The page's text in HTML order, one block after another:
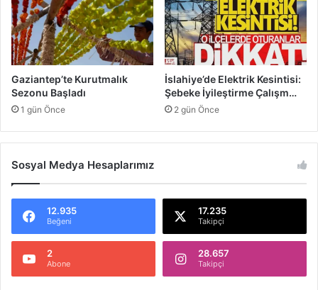
s
o
l
o
s
l
u
Y
e
n
A
Gaziantep’te Kurutmalık
Sezonu Başladı
1 gün Önce
İslahiye’de Elektrik Kesintisi:
Şebeke İyileştirme Çalışm…
2 gün Önce
Sosyal Medya Hesaplarımız
12.935
Beğeni
17.235
Takipçi
2
Abone
28.657
Takipçi